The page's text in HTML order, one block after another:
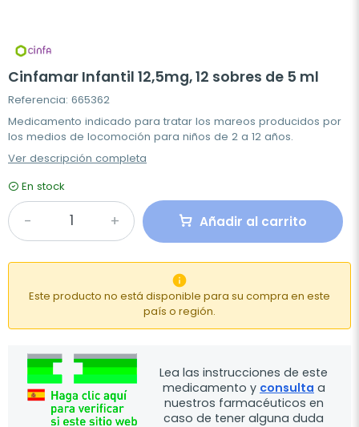
Cinfamar Infantil 12,5mg, 12 sobres de 5 ml
Referencia: 665362
Medicamento indicado para tratar los mareos producidos por
los medios de locomoción para niños de 2 a 12 años.
Ver descripción completa
En stock
Añadir al carrito

Este producto no está disponible para su compra en este
país o región.
Lea las instrucciones de este
medicamento y consulta a
nuestros farmacéuticos en
caso de tener alguna duda